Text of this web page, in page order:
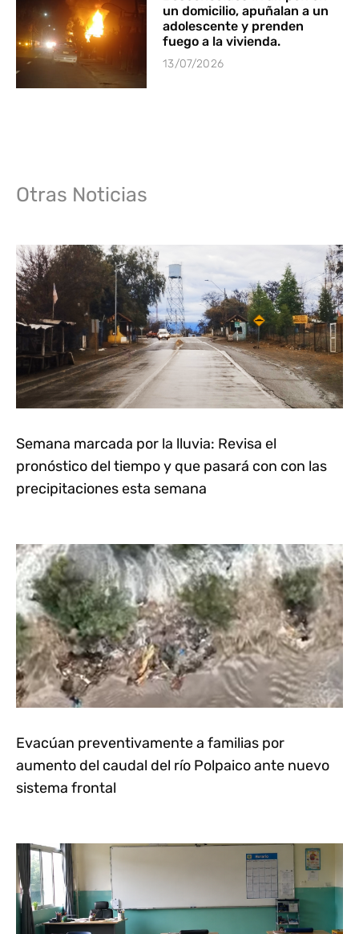
un domicilio, apuñalan a un
adolescente y prenden
fuego a la vivienda.
13/07/2026
Otras Noticias
Semana marcada por la lluvia: Revisa el
pronóstico del tiempo y que pasará con con las
precipitaciones esta semana
Evacúan preventivamente a familias por
aumento del caudal del río Polpaico ante nuevo
sistema frontal